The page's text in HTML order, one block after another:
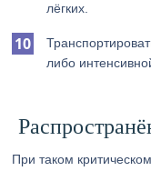
лёгких.
либо
При таком